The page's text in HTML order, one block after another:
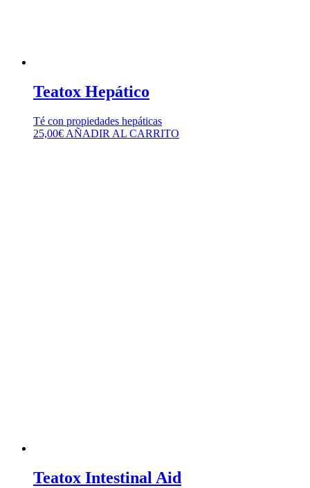
Teatox Hepático
Té con propiedades hepáticas
25,00€ AÑADIR AL CARRITO
Teatox Intestinal Aid